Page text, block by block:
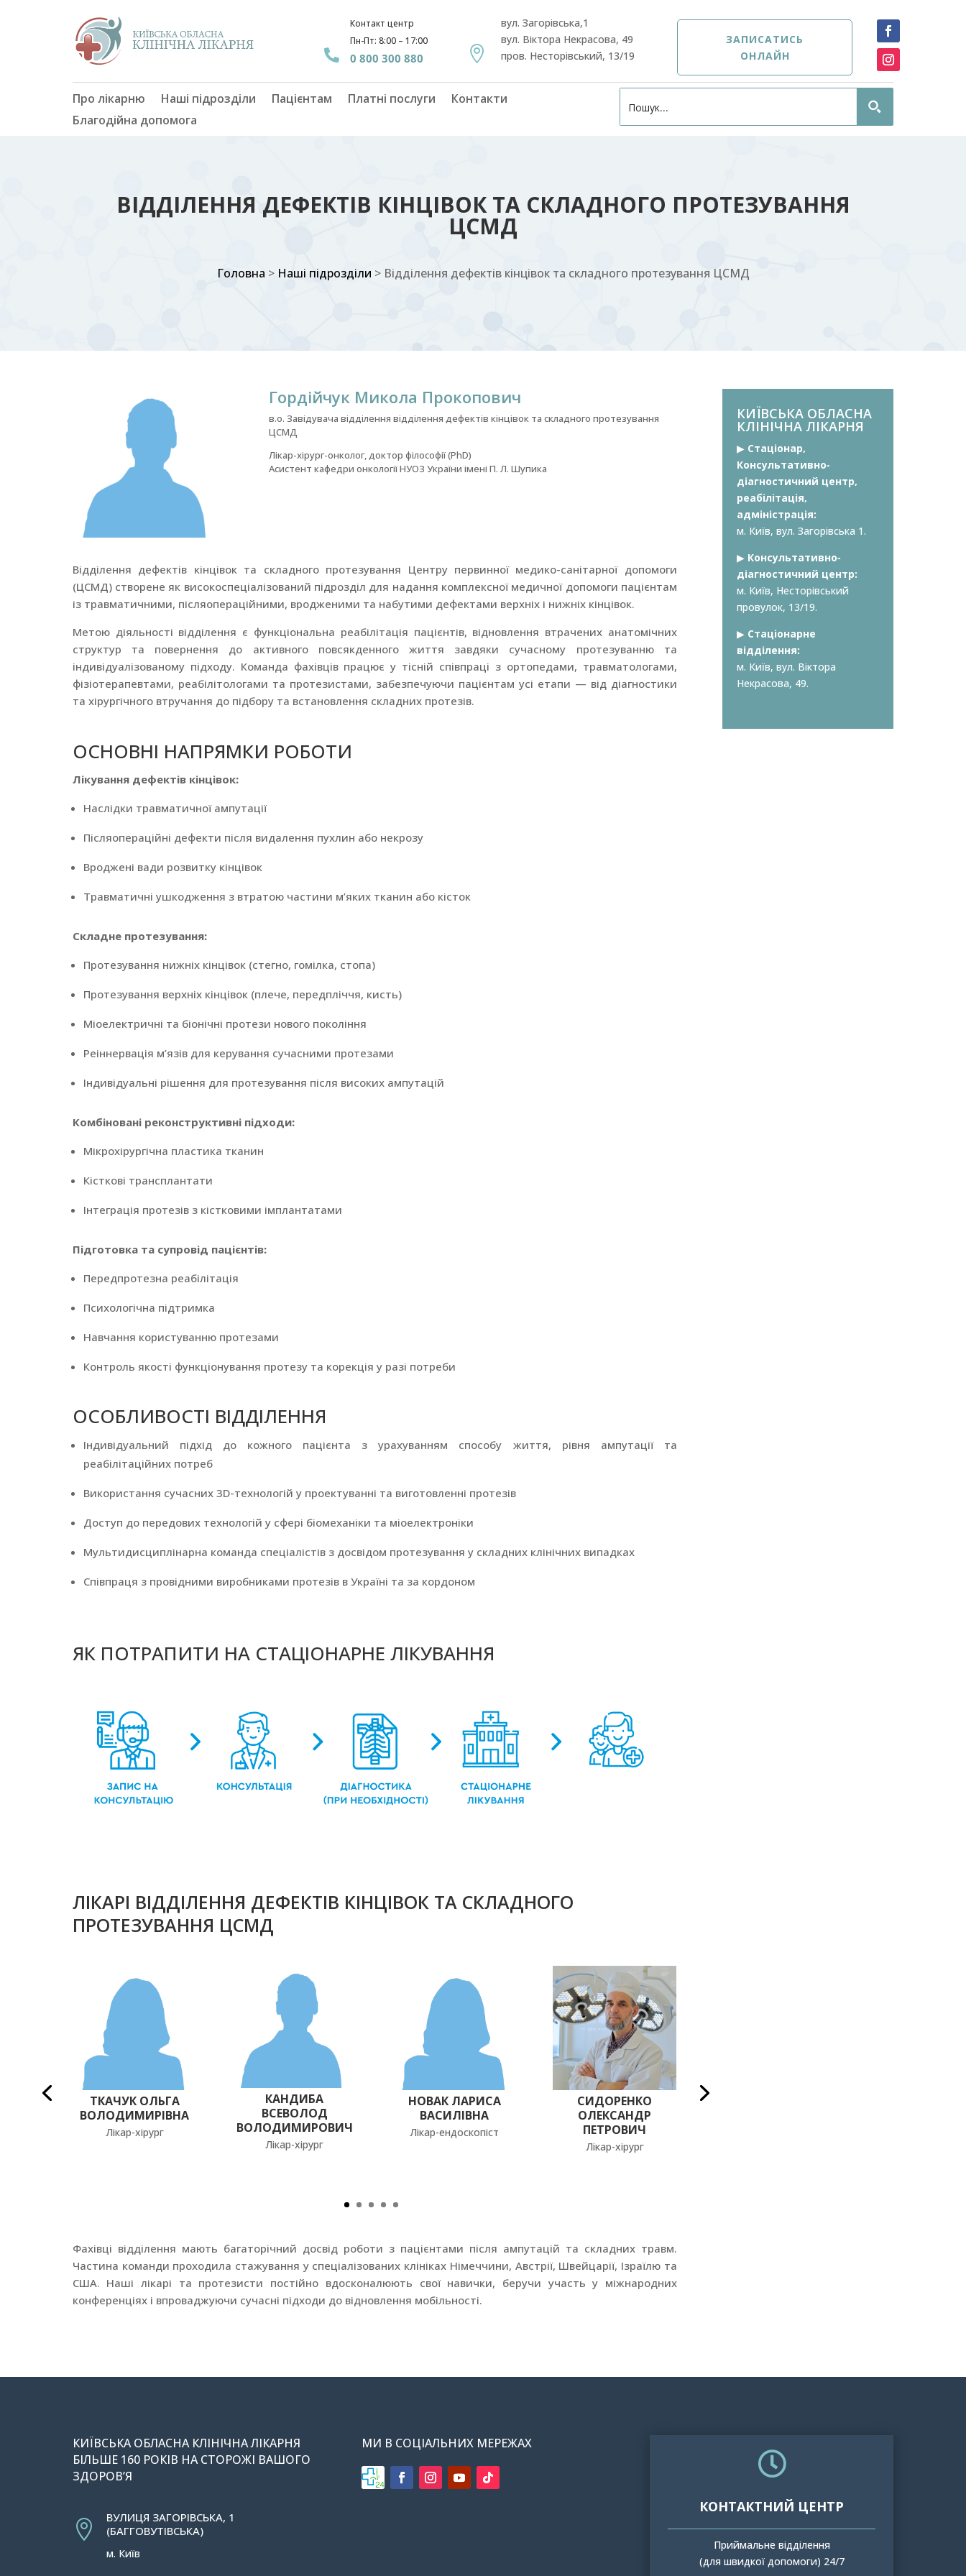

Контакт центр
Пн-Пт: 8:00 – 17:00
0 800 300 880 
вул. Загорівська,1
вул. Віктора Некрасова, 49
пров. Несторівський, 13/19
ЗАПИСАТИСЬ
ОНЛАЙН
Про лікарню Наші підрозділи Пацієнтам Платні послуги
Контакти
Благодійна допомога
ВІДДІЛЕННЯ ДЕФЕКТІВ КІНЦІВОК ТА СКЛАДНОГО ПРОТЕЗУВАННЯ
ЦСМД
Головна > Наші підрозділи > Відділення дефектів кінцівок та складного протезування ЦСМД
Гордійчук Микола Прокопович
в.о. Завідувача відділення відділення дефектів кінцівок та складного протезування
ЦСМД
Лікар-хірург-онколог, доктор філософії (PhD)
Асистент кафедри онкології НУОЗ України імені П. Л. Шупика
Відділення дефектів кінцівок та складного протезування Центру первинної медико-санітарної допомоги
(ЦСМД) створене як високоспеціалізований підрозділ для надання комплексної медичної допомоги пацієнтам
із травматичними, післяопераційними, вродженими та набутими дефектами верхніх і нижніх кінцівок.
Метою діяльності відділення є функціональна реабілітація пацієнтів, відновлення втрачених анатомічних
структур та повернення до активного повсякденного життя завдяки сучасному протезуванню та
індивідуалізованому підходу. Команда фахівців працює у тісній співпраці з ортопедами, травматологами,
фізіотерапевтами, реабілітологами та протезистами, забезпечуючи пацієнтам усі етапи — від діагностики
та хірургічного втручання до підбору та встановлення складних протезів.
ОСНОВНІ НАПРЯМКИ РОБОТИ
Лікування дефектів кінцівок:
Наслідки травматичної ампутації
Післяопераційні дефекти після видалення пухлин або некрозу
Вроджені вади розвитку кінцівок
Травматичні ушкодження з втратою частини м’яких тканин або кісток
Складне протезування:
Протезування нижніх кінцівок (стегно, гомілка, стопа)
Протезування верхніх кінцівок (плече, передпліччя, кисть)
Міоелектричні та біонічні протези нового покоління
Реіннервація м’язів для керування сучасними протезами
Індивідуальні рішення для протезування після високих ампутацій
Комбіновані реконструктивні підходи:
Мікрохірургічна пластика тканин
Кісткові трансплантати
Інтеграція протезів з кістковими імплантатами
Підготовка та супровід пацієнтів:
Передпротезна реабілітація
Психологічна підтримка
Навчання користуванню протезами
Контроль якості функціонування протезу та корекція у разі потреби
ОСОБЛИВОСТІ ВІДДІЛЕННЯ
Індивідуальний підхід до кожного пацієнта з урахуванням способу життя, рівня ампутації та
реабілітаційних потреб
Використання сучасних 3D-технологій у проектуванні та виготовленні протезів
Доступ до передових технологій у сфері біомеханіки та міоелектроніки
Мультидисциплінарна команда спеціалістів з досвідом протезування у складних клінічних випадках
Співпраця з провідними виробниками протезів в Україні та за кордоном
ЯК ПОТРАПИТИ НА СТАЦІОНАРНЕ ЛІКУВАННЯ
ЛІКАРІ ВІДДІЛЕННЯ ДЕФЕКТІВ КІНЦІВОК ТА СКЛАДНОГО
ПРОТЕЗУВАННЯ ЦСМД
ТКАЧУК ОЛЬГА
ВОЛОДИМИРІВНА
Лікар-хірург
КАНДИБА
ВСЕВОЛОД
ВОЛОДИМИРОВИЧ
Лікар-хірург
НОВАК ЛАРИСА
ВАСИЛІВНА
Лікар-ендоскопіст
СИДОРЕНКО
ОЛЕКСАНДР
ПЕТРОВИЧ
Лікар-хірург
Фахівці відділення мають багаторічний досвід роботи з пацієнтами після ампутацій та складних травм.
Частина команди проходила стажування у спеціалізованих клініках Німеччини, Австрії, Швейцарії, Ізраїлю та
США. Наші лікарі та протезисти постійно вдосконалюють свої навички, беручи участь у міжнародних
конференціях і впроваджуючи сучасні підходи до відновлення мобільності.
КИЇВСЬКА ОБЛАСНА
КЛІНІЧНА ЛІКАРНЯ
▶︎Стаціонар,
Консультативно-
діагностичний центр,
реабілітація,
адміністрація:
м. Київ, вул. Загорівська 1.
▶︎ Консультативно-
діагностичний центр:
м. Київ, Несторівський
провулок, 13/19.
▶︎ Стаціонарне
відділення:
м. Київ, вул. Віктора
Некрасова, 49.
КИЇВСЬКА ОБЛАСНА КЛІНІЧНА ЛІКАРНЯ
БІЛЬШЕ 160 РОКІВ НА СТОРОЖІ ВАШОГО
ЗДОРОВ’Я

ВУЛИЦЯ ЗАГОРІВСЬКА, 1
(БАГГОВУТІВСЬКА)
м. Київ
МИ В СОЦІАЛЬНИХ МЕРЕЖАХ

КОНТАКТНИЙ ЦЕНТР
Приймальне відділення
(для швидкої допомоги) 24/7